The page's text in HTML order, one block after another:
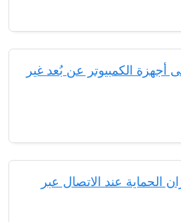
أجهزة الكمبيوتر عن بُعد غير
الحماية عند الاتصال عبر